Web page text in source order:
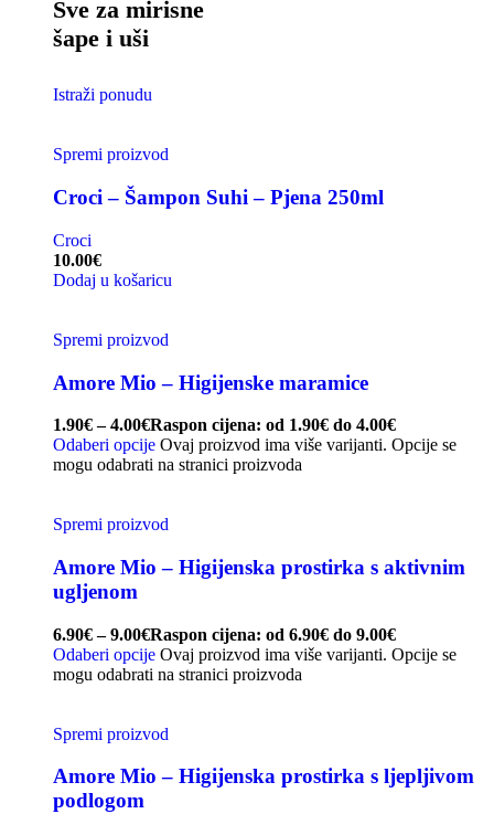
Sve za mirisne
šape i uši
Istraži ponudu
Spremi proizvod
Croci – Šampon Suhi – Pjena 250ml
Croci
10.00€
Dodaj u košaricu
Spremi proizvod
Amore Mio – Higijenske maramice
1.90€ – 4.00€Raspon cijena: od 1.90€ do 4.00€
Odaberi opcije Ovaj proizvod ima više varijanti. Opcije se
mogu odabrati na stranici proizvoda
Spremi proizvod
Amore Mio – Higijenska prostirka s aktivnim
ugljenom
6.90€ – 9.00€Raspon cijena: od 6.90€ do 9.00€
Odaberi opcije Ovaj proizvod ima više varijanti. Opcije se
mogu odabrati na stranici proizvoda
Spremi proizvod
Amore Mio – Higijenska prostirka s ljepljivom
podlogom